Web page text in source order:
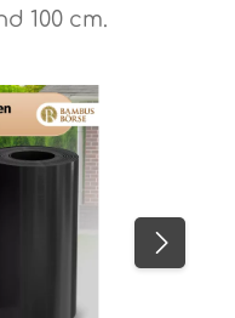
100 cm.